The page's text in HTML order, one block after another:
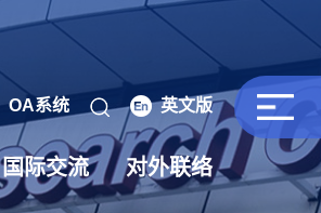
OA系统 英文版
国际交流 对外联络